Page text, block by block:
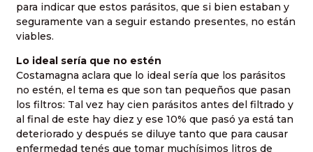
para indicar que estos parásitos, que si bien estaban y
seguramente van a seguir estando presentes, no están
viables.
Lo ideal sería que no estén
Costamagna aclara que lo ideal sería que los parásitos
no estén, el tema es que son tan pequeños que pasan
los filtros: Tal vez hay cien parásitos antes del filtrado y
al final de este hay diez y ese 10% que pasó ya está tan
deteriorado y después se diluye tanto que para causar
enfermedad tenés que tomar muchísimos litros de